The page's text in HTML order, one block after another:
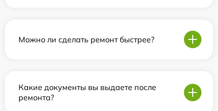
Можно ли сделать ремонт быстрее?
Какие документы вы выдаете после
ремонта?